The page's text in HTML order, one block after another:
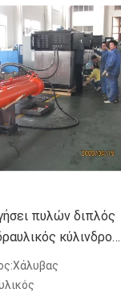
πυλών διπλός
κύλινδρος
μακρύς